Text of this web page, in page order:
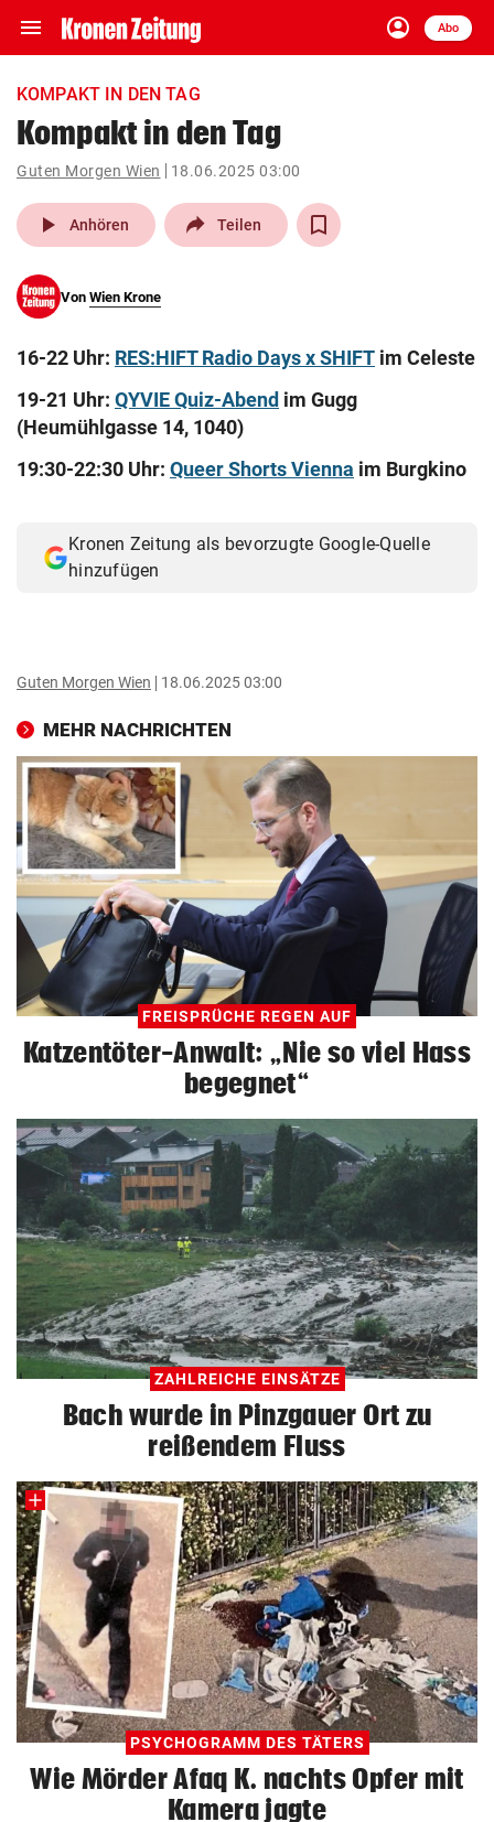
menu Navigation
ein-/ausklappen
account_circle
Anmelden
Abo
close Schließen
account_circle Anmelden
pin_drop
arrow_right
bookmark Merkliste
Suchbegriff
eingeben
Muthgasse 2, 1190 Wien
KOMPAKT IN DEN TAG
Kompakt in den Tag
Guten Morgen Wien 18.06.2025 03:00
play_arrow Anhören Teilen
Von Wien Krone
16-22 Uhr: RES:HIFT Radio Days x SHIFT im Celeste
19-21 Uhr: QYVIE Quiz-Abend im Gugg
(Heumühlgasse 14, 1040)
19:30-22:30 Uhr: Queer Shorts Vienna im Burgkino
Kronen Zeitung als bevorzugte Google-Quelle
hinzufügen
Guten Morgen Wien 18.06.2025 03:00
MEHR NACHRICHTEN
FREISPRÜCHE REGEN AUF
Katzentöter-Anwalt: „Nie so viel Hass
begegnet“
ZAHLREICHE EINSÄTZE
Bach wurde in Pinzgauer Ort zu
reißendem Fluss
PSYCHOGRAMM DES TÄTERS
Wie Mörder Afaq K. nachts Opfer mit
Kamera jagte